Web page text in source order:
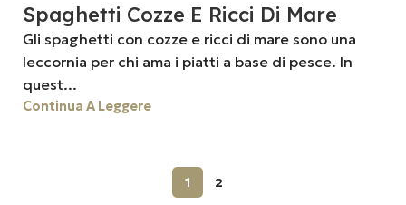
Spaghetti Cozze E Ricci Di Mare
Gli spaghetti con cozze e ricci di mare sono una
leccornia per chi ama i piatti a base di pesce. In
quest...
Continua A Leggere
1 2